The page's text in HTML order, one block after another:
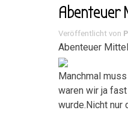
Abenteuer
Veröffentlicht von
Abenteuer
Manchmal
waren wir ja
wurde.Nicht nur